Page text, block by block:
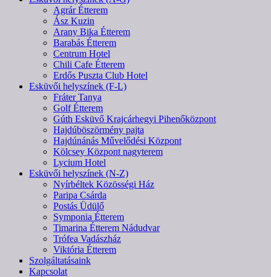
Agrár Étterem
Ász Kuzin
Arany Bika Étterem
Barabás Étterem
Centrum Hotel
Chili Cafe Étterem
Erdős Puszta Club Hotel
Esküvői helyszínek (F-L)
Fráter Tanya
Golf Étterem
Gúth Esküvő Krajcárhegyi Pihenőközpont
Hajdúböszörmény pajta
Hajdúnánás Művelődési Központ
Kölcsey Központ nagyterem
Lycium Hotel
Esküvői helyszínek (N-Z)
Nyírbéltek Közösségi Ház
Paripa Csárda
Postás Üdülő
Symponia Étterem
Timarina Étterem Nádudvar
Trófea Vadászház
Viktória Étterem
Szolgáltatásaink
Kapcsolat